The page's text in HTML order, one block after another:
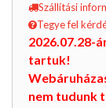
Szállítási
Tegye fel
2026.07.28-
tartuk!
nem tudunk